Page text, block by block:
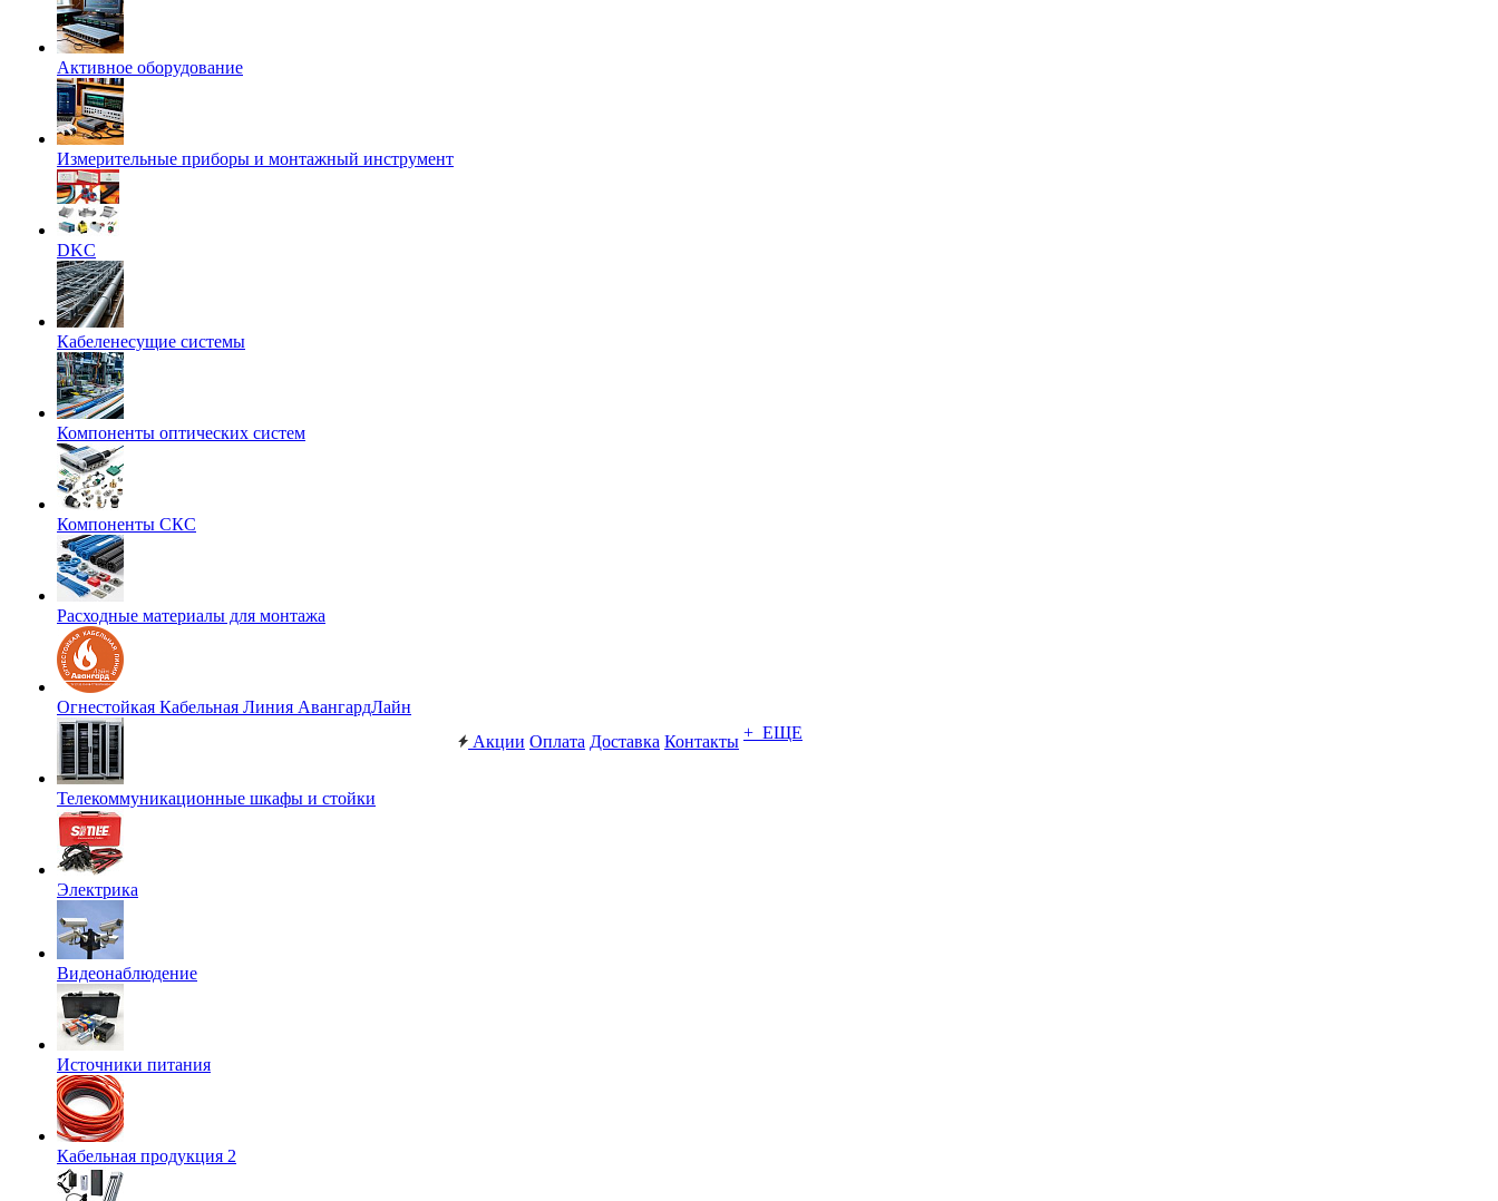
Активное оборудование
Измерительные приборы и монтажный инструмент
DKC
Кабеленесущие системы
Компоненты оптических систем
Компоненты СКС
Расходные материалы для монтажа
Огнестойкая Кабельная Линия АвангардЛайн
Телекоммуникационные шкафы и стойки
Электрика
Видеонаблюдение
Источники питания
Кабельная продукция 2
Акции Оплата Доставка Контакты + ЕЩЕ